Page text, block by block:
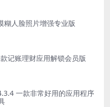
人脸照片增强专业版
记账理财应用解锁会员版
一款非常好用的应用程序